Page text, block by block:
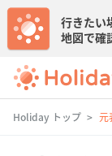
行きたい
地図で確
Holiday トップ 元